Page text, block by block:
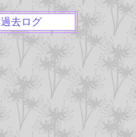
過去ログ